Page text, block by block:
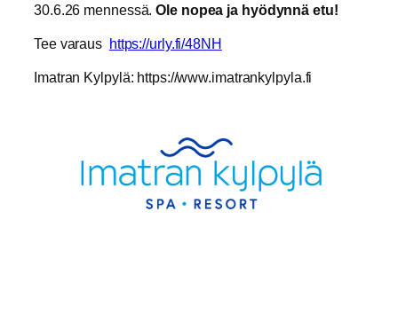
30.6.26 mennessä.Ole nopea ja hyödynnä etu!
Tee varaus https://urly.fi/48NH
Imatran Kylpylä: https://www.imatrankylpyla.fi